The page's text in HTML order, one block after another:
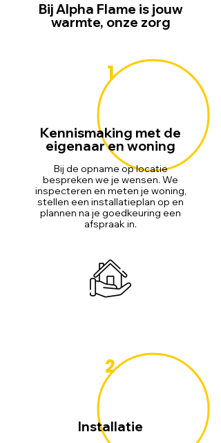
Bij Alpha Flame is jouw
warmte, onze zorg
1
Kennismaking met de
eigenaar en woning
Bij de opname op locatie
bespreken we je wensen. We
inspecteren en meten je woning,
stellen een installatieplan op en
plannen na je goedkeuring een
afspraak in.
2
Installatie